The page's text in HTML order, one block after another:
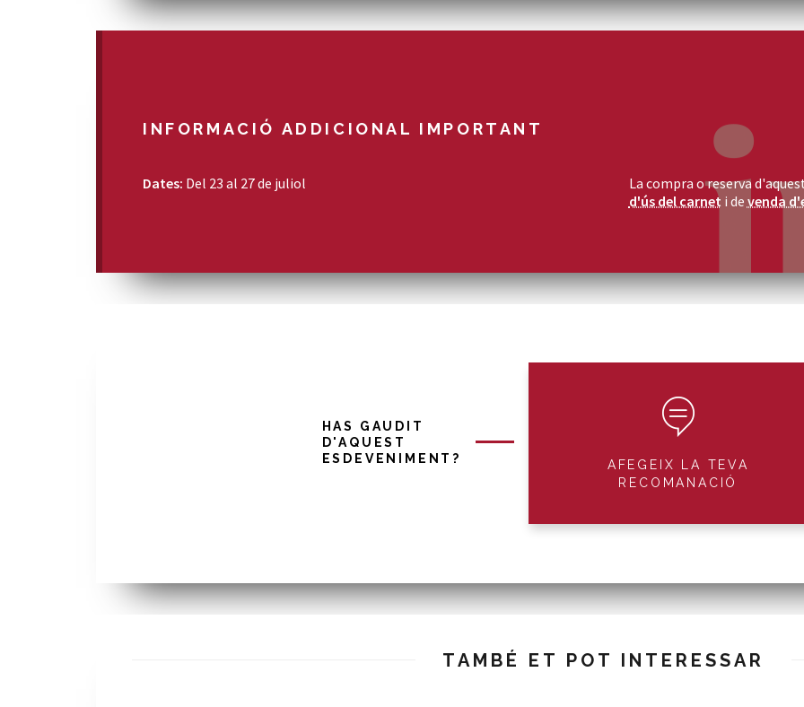
INFORMACIÓ ADDICIONAL IMPORTANT
Dates: Del 23 al 27 de juliol La compra o reserva
d'ús del carnet i de venda
HAS GAUDIT
D'AQUEST
ESDEVENIMENT?
AFEGEIX LA TEVA
RECOMANACIÓ
TAMBÉ ET POT INTERESSAR